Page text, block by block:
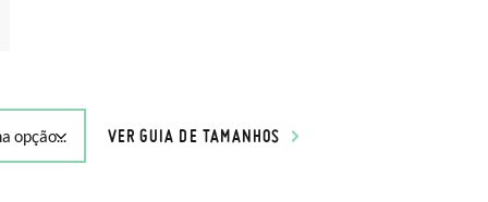
VER GUIA DE TAMANHOS